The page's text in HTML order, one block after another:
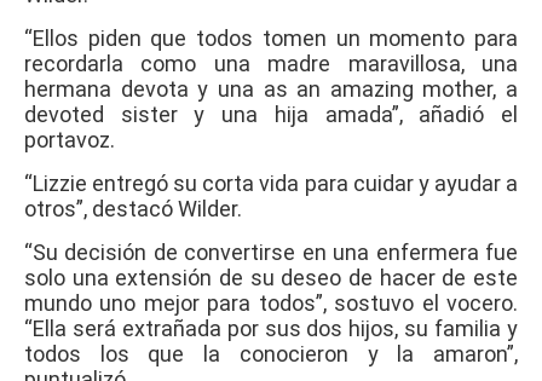
“Ellos piden que todos tomen un momento para
recordarla como una madre maravillosa, una
hermana devota y una as an amazing mother, a
devoted sister y una hija amada”, añadió el
portavoz.
“Lizzie entregó su corta vida para cuidar y ayudar a
otros”, destacó Wilder.
“Su decisión de convertirse en una enfermera fue
solo una extensión de su deseo de hacer de este
mundo uno mejor para todos”, sostuvo el vocero.
“Ella será extrañada por sus dos hijos, su familia y
todos los que la conocieron y la amaron”,